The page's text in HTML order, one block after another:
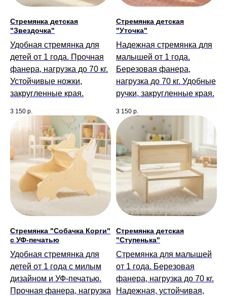
Стремянка детская
"Звездочка"
Удобная стремянка для
детей от 1 года. Прочная
фанера, нагрузка до 70 кг.
Устойчивые ножки,
закругленные края.
3 150 р.
Стремянка детская
"Уточка"
Надежная стремянка для
малышей от 1 года.
Березовая фанера,
нагрузка до 70 кг. Удобные
ручки, закругленные края.
3 150 р.
Стремянка "Собачка Корги"
с УФ-печатью
Удобная стремянка для
детей от 1 года с милым
дизайном и УФ-печатью.
Прочная фанера, нагрузка
Стремянка детская
"Ступенька"
Стремянка для малышей
от 1 года. Березовая
фанера, нагрузка до 70 кг.
Надежная, устойчивая,